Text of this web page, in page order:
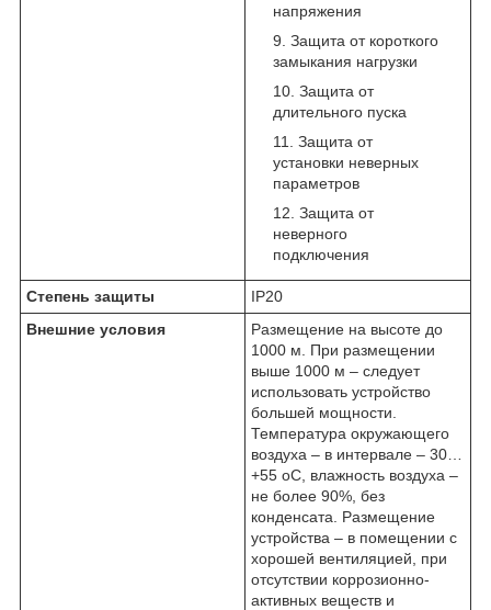
напряжения
Защита от короткого
замыкания нагрузки
Защита от
длительного пуска
Защита от
установки неверных
параметров
Защита от
неверного
подключения
Степень защиты
IP20
Внешние условия
Размещение на высоте до
1000 м. При размещении
выше 1000 м – следует
использовать устройство
большей мощности.
Температура окружающего
воздуха – в интервале – 30…
+55 оС, влажность воздуха –
не более 90%, без
конденсата. Размещение
устройства – в помещении с
хорошей вентиляцией, при
отсутствии коррозионно-
активных веществ и